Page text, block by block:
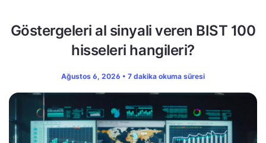
Göstergeleri al sinyali veren BIST 100
hisseleri hangileri?
Ağustos 6, 2026 • 7 dakika okuma süresi